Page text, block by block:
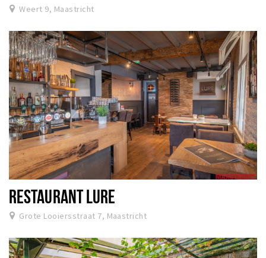
Weert 9, Maastricht
RESTAURANT LURE
Grote Looiersstraat 7, Maastricht